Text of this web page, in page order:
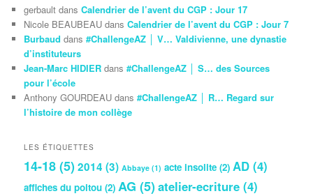
gerbault dansCalendrier de l’avent du CGP : Jour 17
Nicole BEAUBEAU dansCalendrier de l’avent du CGP : Jour 7
Burbaud dans#ChallengeAZ │ V… Valdivienne, une dynastie
d’instituteurs
Jean-Marc HIDIER dans#ChallengeAZ │ S… des Sources
pour l’école
Anthony GOURDEAU dans#ChallengeAZ │ R… Regard sur
l’histoire de mon collège
LES ÉTIQUETTES
14-18(5)2014 (3) Abbaye (1) acte insolite (2) AD (4)
affiches du poitou (2) AG (5)atelier-ecriture (4)